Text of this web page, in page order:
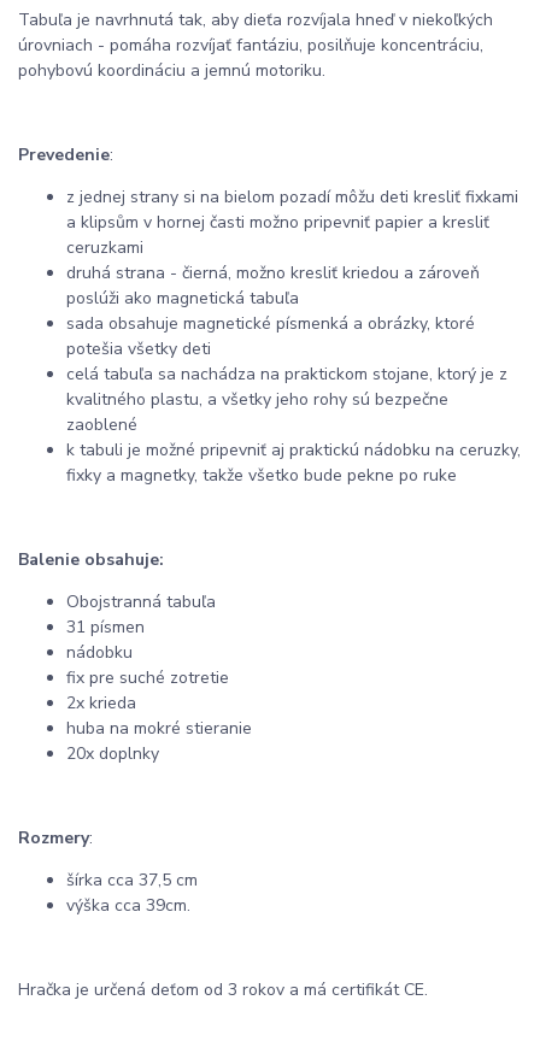
Tabuľa je navrhnutá tak, aby dieťa rozvíjala hneď v niekoľkých
úrovniach - pomáha rozvíjať fantáziu, posilňuje koncentráciu,
pohybovú koordináciu a jemnú motoriku.
Prevedenie:
z jednej strany si na bielom pozadí môžu deti kresliť fixkami
a klipsům v hornej časti možno pripevniť papier a kresliť
ceruzkami
druhá strana - čierná, možno kresliť kriedou a zároveň
poslúži ako magnetická tabuľa
sada obsahuje magnetické písmenká a obrázky, ktoré
potešia všetky deti
celá tabuľa sa nachádza na praktickom stojane, ktorý je z
kvalitného plastu, a všetky jeho rohy sú bezpečne
zaoblené
k tabuli je možné pripevniť aj praktickú nádobku na ceruzky,
fixky a magnetky, takže všetko bude pekne po ruke
Balenie obsahuje:
Obojstranná tabuľa
31 písmen
nádobku
fix pre suché zotretie
2x krieda
huba na mokré stieranie
20x doplnky
Rozmery:
šírka cca 37,5 cm
výška cca 39cm.
Hračka je určená deťom od 3 rokov a má certifikát CE.